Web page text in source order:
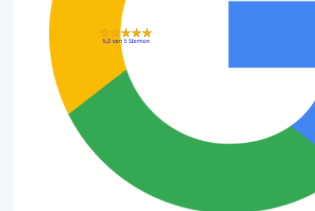
5,0 von 5 Sternen